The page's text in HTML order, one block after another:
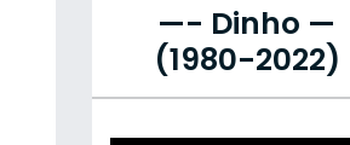
—- Dinho —
(1980-2022)